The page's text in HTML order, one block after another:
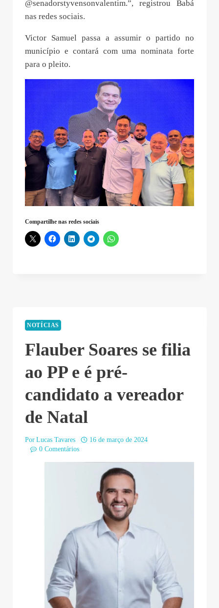
@senadorstyvensonvalentim.”, registrou Babá
nas redes sociais.
Victor Samuel passa a assumir o partido no
município e contará com uma nominata forte
para o pleito.
Compartilhe nas redes sociais
NOTÍCIAS
Flauber Soares se filia
ao PP e é pré-
candidato a vereador
de Natal
Por Lucas Tavares
16 de março de 2024
0 Comentários